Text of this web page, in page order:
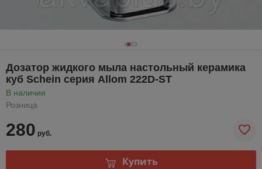
Дозатор жидкого мыла настольный керамика
куб Schein серия Allom 222D-ST
В наличии
Розница
280 руб.
Купить